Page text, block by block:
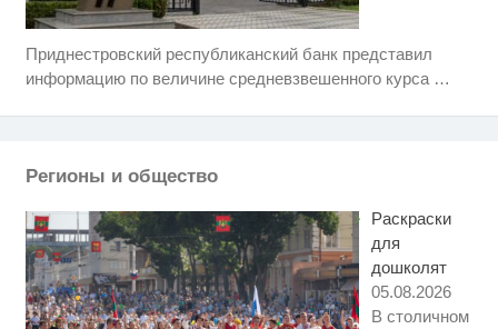
Приднестровский республиканский банк представил
информацию по величине средневзвешенного курса …
Регионы и общество
Раскраски
для
дошколят
05.08.2026
В столичном
i
Ролик длится несколько секунд,
Этот танец невесты оставит вас
Королева вагона отожгла! Видео